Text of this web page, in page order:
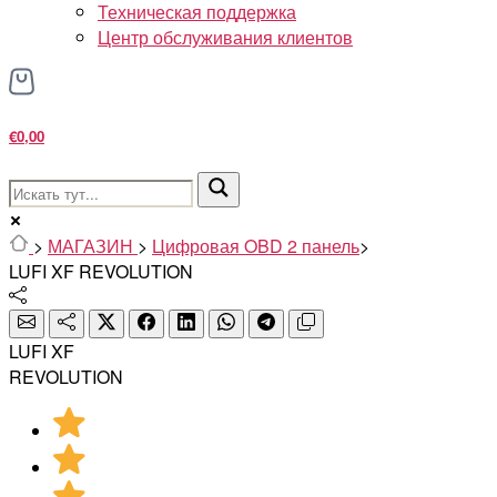
Техническая поддержка
Центр обслуживания клиентов
€0,00
> МАГАЗИН > Цифровая OBD 2 панель>
LUFI XF REVOLUTION
LUFI XF
REVOLUTION